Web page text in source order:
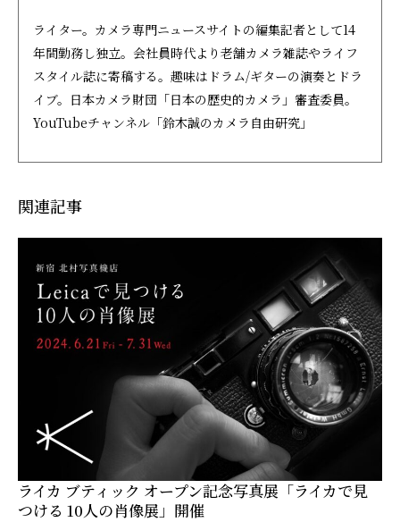
ライター。カメラ専門ニュースサイトの編集記者として14
年間勤務し独立。会社員時代より老舗カメラ雑誌やライフ
スタイル誌に寄稿する。趣味はドラム/ギターの演奏とドラ
イブ。日本カメラ財団「日本の歴史的カメラ」審査委員。
YouTubeチャンネル「鈴木誠のカメラ自由研究」
関連記事
ライカ ブティック オープン記念写真展「ライカで見
つける 10人の肖像展」開催